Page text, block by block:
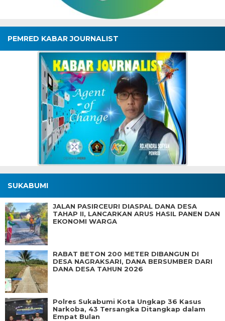
PEMRED KABAR JOURNALIST
SUKABUMI
JALAN PASIRCEURI DIASPAL DANA DESA
TAHAP II, LANCARKAN ARUS HASIL PANEN DAN
EKONOMI WARGA
RABAT BETON 200 METER DIBANGUN DI
DESA NAGRAKSARI, DANA BERSUMBER DARI
DANA DESA TAHUN 2026
Polres Sukabumi Kota Ungkap 36 Kasus
Narkoba, 43 Tersangka Ditangkap dalam
Empat Bulan